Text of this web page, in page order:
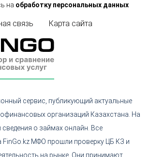
связь Карта сайта
на обработку персональных данных
сервис, публикующий актуальные
организаций Казахстана. На
о займах онлайн. Все
FinGo.kz МФО прошли проверку ЦБ КЗ и
на рынке. Они принимают